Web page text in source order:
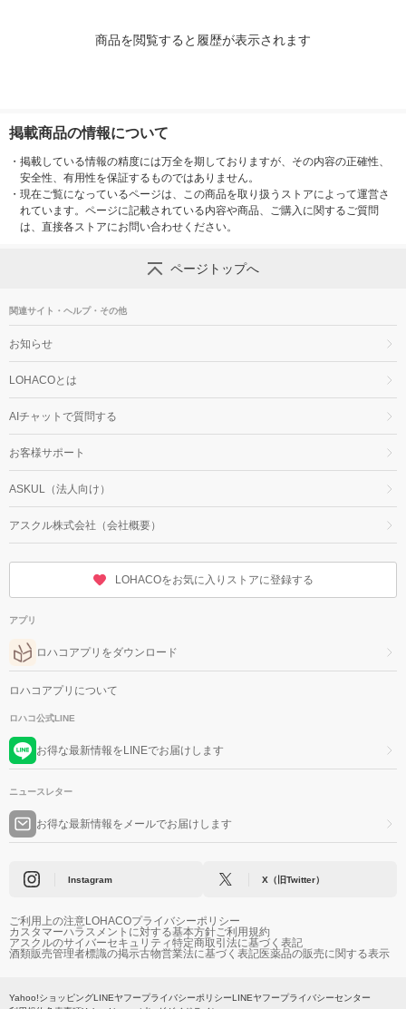
商品を閲覧すると履歴が表示されます
掲載商品の情報について
・ 掲載している情報の精度には万全を期しておりますが、その内容の正確性、
安全性、有用性を保証するものではありません。
・ 現在ご覧になっているページは、この商品を取り扱うストアによって運営さ
れています。ページに記載されている内容や商品、ご購入に関するご質問
は、直接各ストアにお問い合わせください。
ページトップへ
関連サイト・ヘルプ・その他
お知らせ
LOHACOとは
AIチャットで質問する
お客様サポート
ASKUL（法人向け）
アスクル株式会社（会社概要）
LOHACOをお気に入りストアに登録する
アプリ
ロハコアプリをダウンロード
ロハコアプリについて
ロハコ公式LINE
お得な最新情報をLINEでお届けします
ニュースレター
お得な最新情報をメールでお届けします
Instagram X（旧Twitter）
ご利用上の注意LOHACOプライバシーポリシー
カスタマーハラスメントに対する基本方針ご利用規約
アスクルのサイバーセキュリティ特定商取引法に基づく表記
酒類販売管理者標識の掲示古物営業法に基づく表記医薬品の販売に関する表示
Yahoo!ショッピングLINEヤフープライバシーポリシーLINEヤフープライバシーセンター